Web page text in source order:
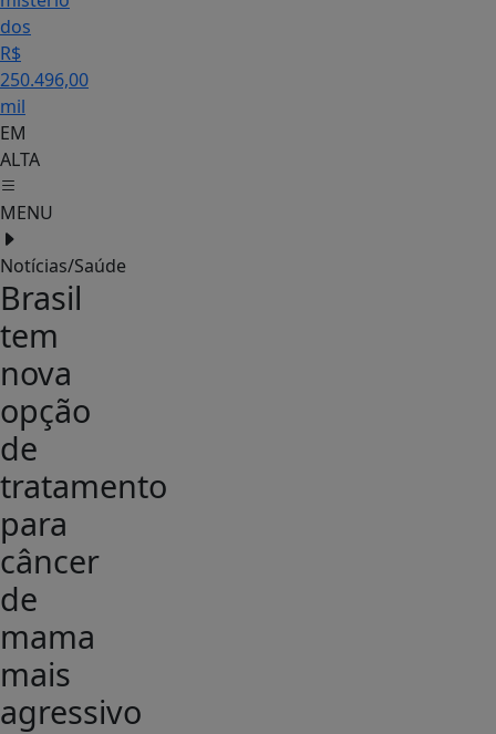
dos
R$
250.496,00
mil
EM
ALTA
MENU
Notícias/Saúde
Brasil
tem
nova
opção
de
tratamento
para
câncer
de
mama
mais
agressivo